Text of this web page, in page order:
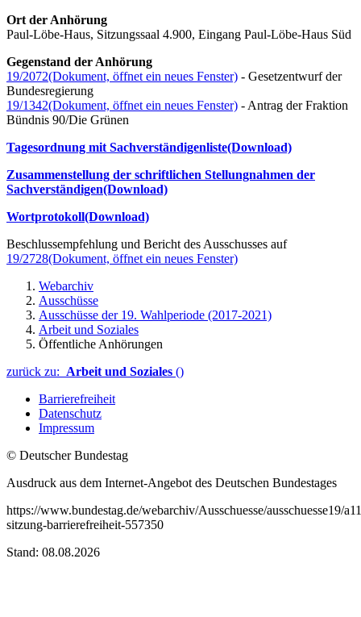
Ort der Anhörung
Paul-Löbe-Haus, Sitzungssaal 4.900, Eingang Paul-Löbe-Haus Süd
Gegenstand der Anhörung
19/2072(Dokument, öffnet ein neues Fenster) - Gesetzentwurf der
Bundesregierung
19/1342(Dokument, öffnet ein neues Fenster) - Antrag der Fraktion
Bündnis 90/Die Grünen
Tagesordnung mit Sachverständigenliste(Download)
Zusammenstellung der schriftlichen Stellungnahmen der
Sachverständigen(Download)
Wortprotokoll(Download)
Beschlussempfehlung und Bericht des Ausschusses auf
19/2728(Dokument, öffnet ein neues Fenster)
Webarchiv
Ausschüsse
Ausschüsse der 19. Wahlperiode (2017-2021)
Arbeit und Soziales
Öffentliche Anhörungen
zurück zu: Arbeit und Soziales ()
Barrierefreiheit
Datenschutz
Impressum
© Deutscher Bundestag
Ausdruck aus dem Internet-Angebot des Deutschen Bundestages
https://www.bundestag.de/webarchiv/Ausschuesse/ausschuesse19/
sitzung-barrierefreiheit-557350
Stand: 08.08.2026